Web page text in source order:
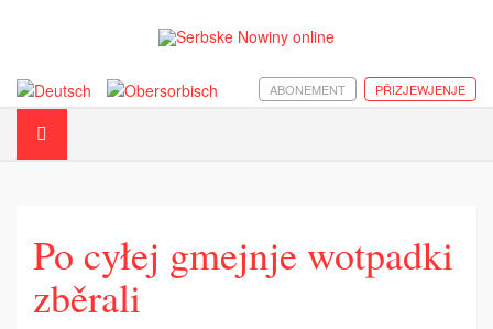
PŘIZJEWJENJE
ABONEMENT
Po cyłej gmejnje wotpadki
zběrali